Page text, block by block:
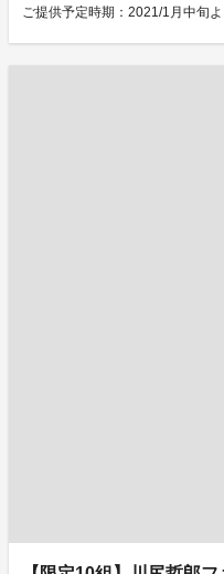
ご提供予定時期：2021/1月中旬